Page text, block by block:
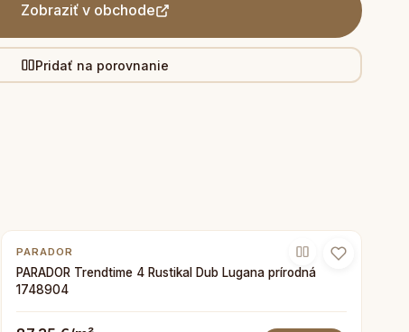
Zobraziť v obchode
Pridať na porovnanie
PARADOR
PARADOR Trendtime 4 Rustikal Dub Lugana prírodná
1748904